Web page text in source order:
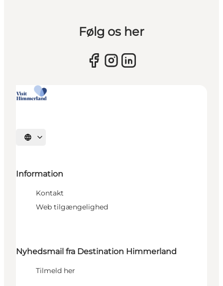
Følg os her
Vælg sprog
Information
Kontakt
Web tilgængelighed
Nyhedsmail fra Destination Himmerland
Tilmeld her